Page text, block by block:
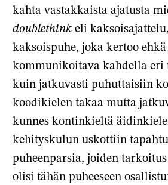
kahta vastakkaista ajatusta
doublethinkeli
kaksoispuhe, joka kertoo
kommunikoitava kahdella eri
kuin jatkuvasti puhuttaisiin
koodikielen takaa mutta
kunnes kontinkieltä
kehityskulun uskottiin
puheenparsia, joiden
olisi tähän puheeseen